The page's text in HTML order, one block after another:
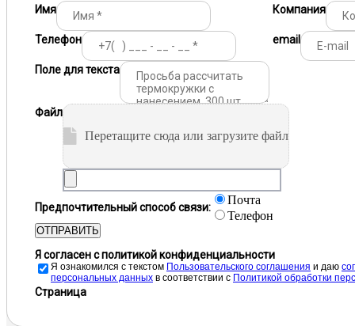
Имя Компания
Телефон email
Поле для текста
Файл
Перетащите сюда или загрузите файл
Предпочтительный способ связи:
Почта
Телефон
ОТПРАВИТЬ
Я согласен с политикой конфиденциальности
Я ознакомился с текстом Пользовательского соглашения и даю
персональных данных в соответствии с Политикой обработки
Страница